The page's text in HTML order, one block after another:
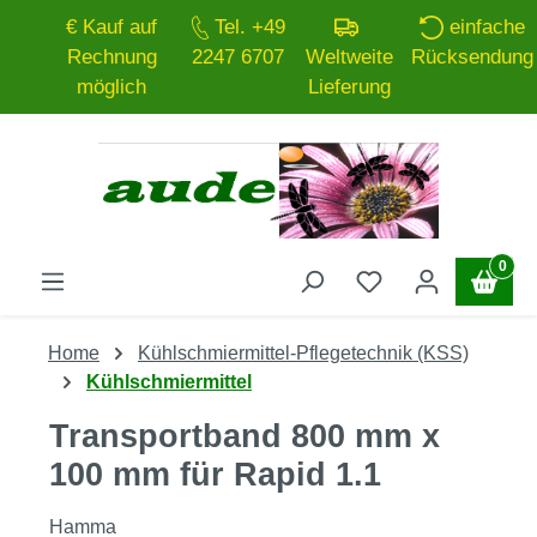
Zum Hauptinhalt springen
€ Kauf auf
Rechnung
möglich
Tel. +49
2247 6707
Weltweite
Lieferung
einfache
Rücksendung
0
Home
Kühlschmiermittel-Pflegetechnik (KSS)
Kühlschmiermittel
Transportband 800 mm x
100 mm für Rapid 1.1
Hamma